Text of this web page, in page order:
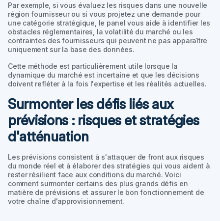
Par exemple, si vous évaluez les risques dans une nouvelle
région fournisseur ou si vous projetez une demande pour
une catégorie stratégique, le panel vous aide à identifier les
obstacles réglementaires, la volatilité du marché ou les
contraintes des fournisseurs qui peuvent ne pas apparaître
uniquement sur la base des données.
Cette méthode est particulièrement utile lorsque la
dynamique du marché est incertaine et que les décisions
doivent refléter à la fois l'expertise et les réalités actuelles.
Surmonter les défis liés aux
prévisions : risques et stratégies
d'atténuation
Les prévisions consistent à s'attaquer de front aux risques
du monde réel et à élaborer des stratégies qui vous aident à
rester résilient face aux conditions du marché. Voici
comment surmonter certains des plus grands défis en
matière de prévisions et assurer le bon fonctionnement de
votre chaîne d'approvisionnement.